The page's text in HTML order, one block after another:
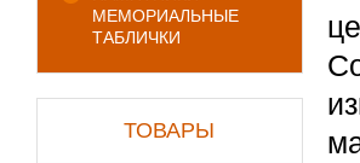
МЕМОРИАЛЬНЫЕ
ТАБЛИЧКИ
ТОВАРЫ